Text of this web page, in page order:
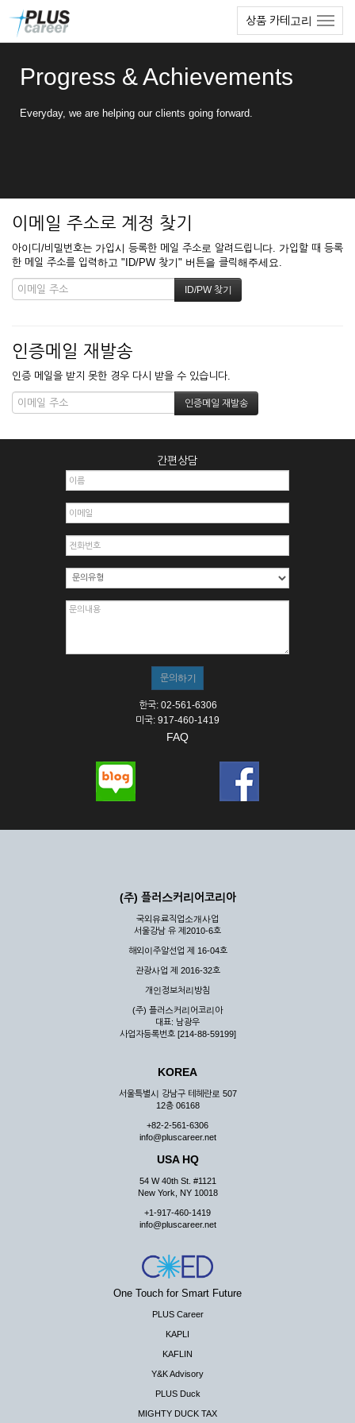
상품 카테고리
Progress & Achievements
Everyday, we are helping our clients going forward.
이메일 주소로 계정 찾기
아이디/비밀번호는 가입시 등록한 메일 주소로 알려드립니다. 가입할 때 등록
한 메일 주소를 입력하고 "ID/PW 찾기" 버튼을 클릭해주세요.
인증메일 재발송
인증 메일을 받지 못한 경우 다시 받을 수 있습니다.
간편상담
한국: 02-561-6306
미국: 917-460-1419
FAQ
(주) 플러스커리어코리아
국외유료직업소개사업
서울강남 유 제2010-6호
해외이주알선업 제 16-04호
관광사업 제 2016-32호
개인정보처리방침
(주) 플러스커리어코리아
대표: 남광우
사업자등록번호 [214-88-59199]
KOREA
서울특별시 강남구 테헤란로 507
12층 06168
+82-2-561-6306
info@pluscareer.net
USA HQ
54 W 40th St. #1121
New York, NY 10018
+1-917-460-1419
info@pluscareer.net
One Touch for Smart Future
PLUS Career
KAPLI
KAFLIN
Y&K Advisory
PLUS Duck
MIGHTY DUCK TAX